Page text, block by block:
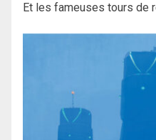
Et les fameuses tours de